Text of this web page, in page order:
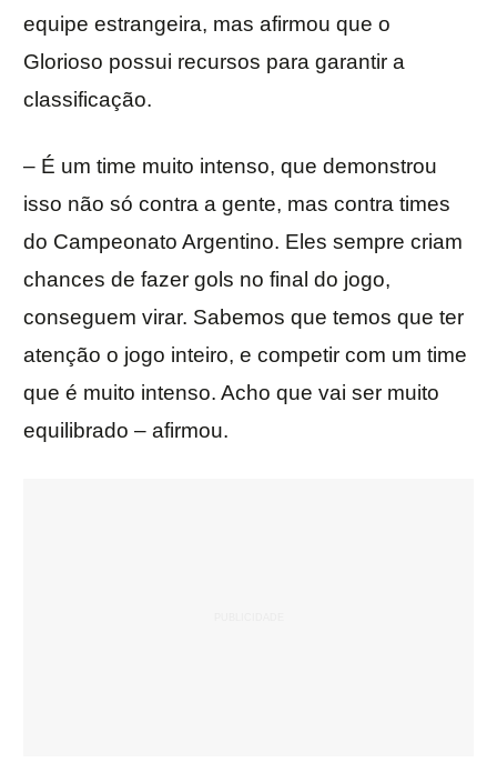
equipe estrangeira, mas afirmou que o
Glorioso possui recursos para garantir a
classificação.
– É um time muito intenso, que demonstrou
isso não só contra a gente, mas contra times
do Campeonato Argentino. Eles sempre criam
chances de fazer gols no final do jogo,
conseguem virar. Sabemos que temos que ter
atenção o jogo inteiro, e competir com um time
que é muito intenso. Acho que vai ser muito
equilibrado – afirmou.